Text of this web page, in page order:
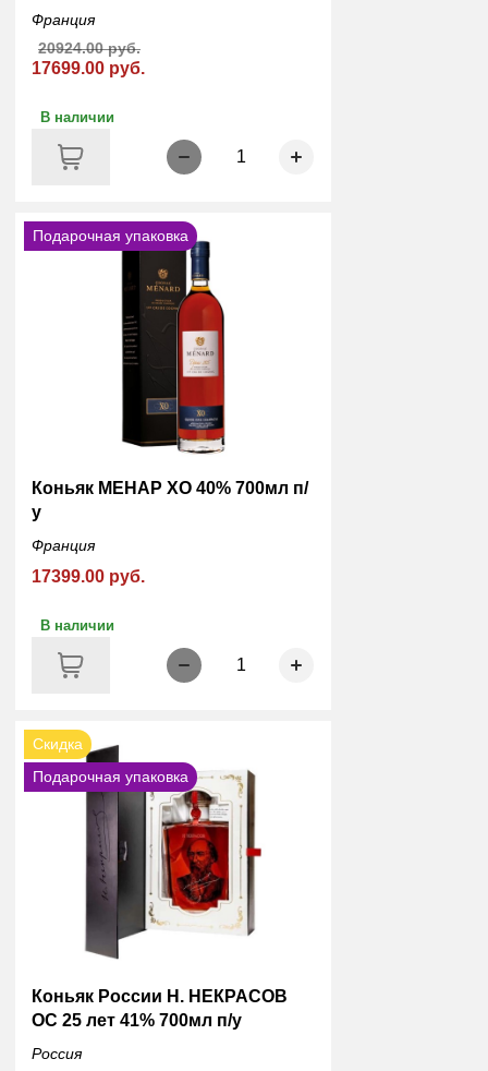
Франция
17699.00 руб.
20924.00 руб.
В наличии
1
Подарочная упаковка
Коньяк МЕНАР ХО 40% 700мл п/
у
Франция
17399.00 руб.
В наличии
1
Скидка
Подарочная упаковка
Коньяк России Н. НЕКРАСОВ
ОС 25 лет 41% 700мл п/у
Россия